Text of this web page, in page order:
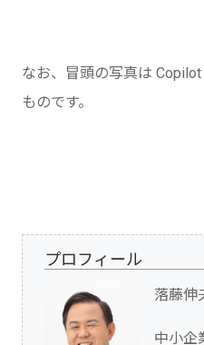
なお、冒頭の写真は
ものです。
プロフィール
落藤伸
中小企